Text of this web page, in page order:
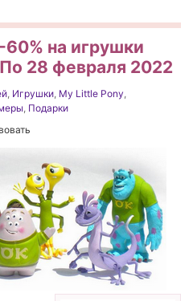
на игрушки
28 февраля 2022
, Игрушки, My Little Pony,
, Подарки